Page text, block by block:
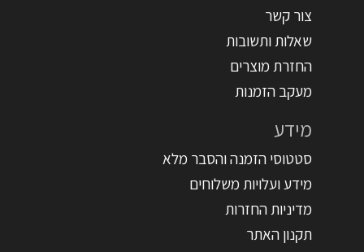
צור קשר
שאלות ותשובות
החזרת מוצרים
מעקב הזמנות
מידע
סטטוסי הזמנה והסבר מלא
מידע ועלויות משלוחים
מדיניות החזרות
תקנון האתר